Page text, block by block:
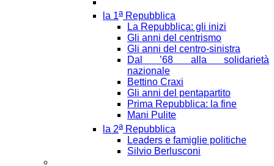
la 1aRepubblica
La Repubblica: gli inizi
Gli anni del centrismo
Gli anni del centro-sinistra
Dal ’68 alla solidarietà
nazionale
Bettino Craxi
Gli anni del pentapartito
Prima Repubblica: la fine
Mani Pulite
la 2aRepubblica
Leaders e famiglie politiche
Silvio Berlusconi